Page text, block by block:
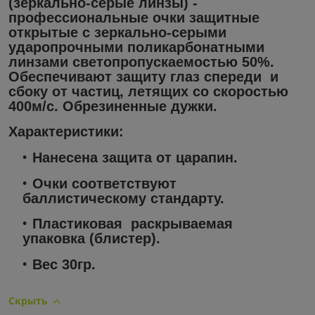
профессиональные очки защитные
открытые c зеркально-серыми
ударопрочными поликарбонатными
линзами светопропускаемостью 50%.
Обеспечивают защиту глаз спереди и
сбоку от частиц, летящих со скоростью
400м/с. Обрезиненные дужки.
Характеристики:
Нанесена защита от царапин.
Очки соответствуют
баллистическому стандарту.
Пластиковая раскрываемая
упаковка (блистер).
Вес 30гр.
Скрыть